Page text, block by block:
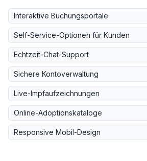
Interaktive Buchungsportale
Self-Service-Optionen für Kunden
Echtzeit-Chat-Support
Sichere Kontoverwaltung
Live-Impfaufzeichnungen
Online-Adoptionskataloge
Responsive Mobil-Design